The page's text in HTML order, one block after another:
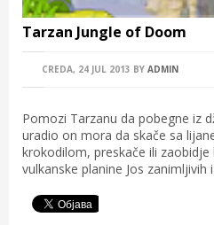
Tarzan Jungle of Doom
CREDA, 24 JUL 2013 BY ADMIN
Pomozi Tarzanu da pobegne iz
uradio on mora da skače sa
krokodilom, preskače ili
vulkanske planine Jos zanimljivih